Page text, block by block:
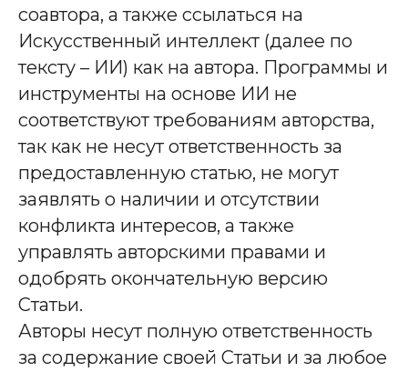
соавтора, а также ссылаться на
Искусственный интеллект (далее по
тексту – ИИ) как на автора. Программы и
инструменты на основе ИИ не
соответствуют требованиям авторства,
так как не несут ответственность за
предоставленную статью, не могут
заявлять о наличии и отсутствии
конфликта интересов, а также
управлять авторскими правами и
одобрять окончательную версию
Статьи.
Авторы несут полную ответственность
за содержание своей Статьи и за любое